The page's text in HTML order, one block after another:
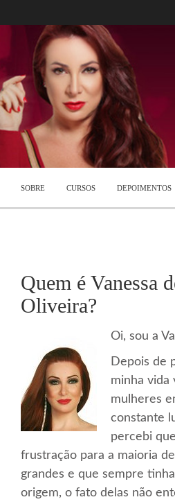
SOBRE CURSOS DEPOIMENTOS
Quem é Vanessa
Oliveira?
Oi, sou a
Depois de
minha vida
mulheres
constante
percebi
frustração para a maioria
grandes e que sempre
origem, o fato delas não